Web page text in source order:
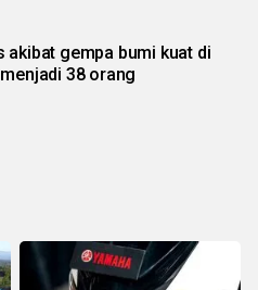
akibat gempa bumi kuat di
38 orang